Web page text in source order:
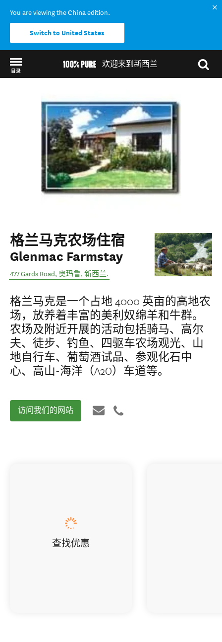
You are viewing theChinaedition.
Switch to United States
欢迎来到新西兰
目录
格兰马克农场住宿
Glenmac Farmstay
477 Gards Road, 奥玛鲁, 新西兰.
格兰马克是一个占地 4000 英亩的高地农
场，放养着丰富的美利奴绵羊和牛群。
农场及附近开展的活动包括骑马、高尔
夫、徒步、钓鱼、四驱车农场观光、山
地自行车、葡萄酒试品、参观化石中
心、高山-海洋（A2O）车道等。
访问我们的网站
查找优惠